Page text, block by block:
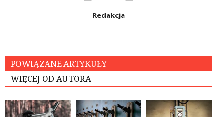
Redakcja
POWIĄZANE ARTYKUŁY
WIĘCEJ OD AUTORA